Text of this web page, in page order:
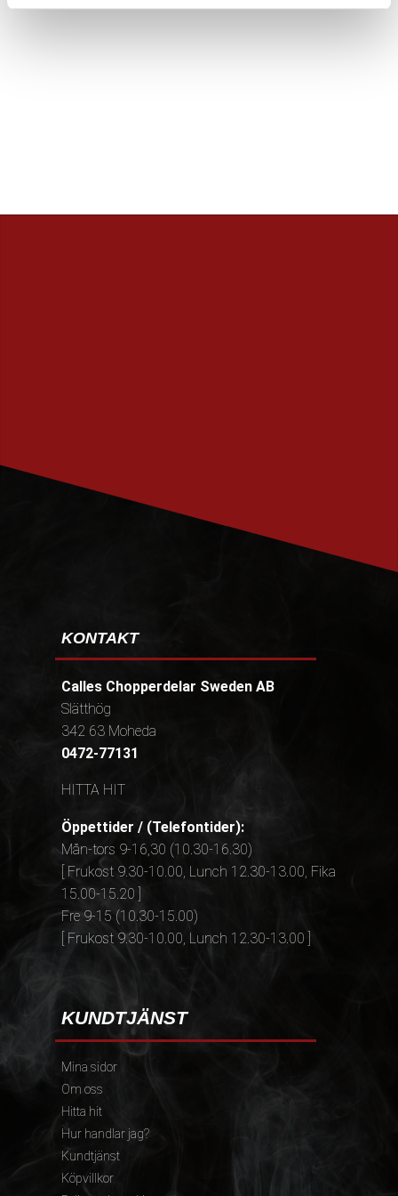
KONTAKT
Calles Chopperdelar Sweden AB
Slätthög
342 63 Moheda
0472-77131
HITTA HIT
Öppettider / (Telefontider):
Mån-tors 9-16,30 (10.30-16.30)
[ Frukost 9.30-10.00, Lunch 12.30-13.00, Fika
15.00-15.20 ]
Fre 9-15 (10.30-15.00)
[ Frukost 9.30-10.00, Lunch 12.30-13.00 ]
KUNDTJÄNST
Mina sidor
Om oss
Hitta hit
Hur handlar jag?
Kundtjänst
Köpvillkor